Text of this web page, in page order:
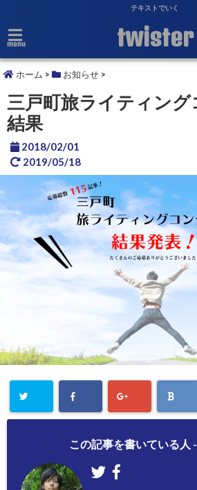
テキストでいく
menu twister
ホーム > お知らせ >
三戸町旅ライティン
結果
2018/02/01
2019/05/18
この記事を書いている人 -